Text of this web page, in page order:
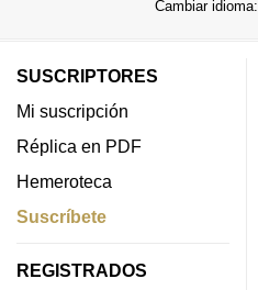
Cambiar idioma:
SUSCRIPTORES
Mi suscripción
Réplica en PDF
Hemeroteca
Suscríbete
REGISTRADOS